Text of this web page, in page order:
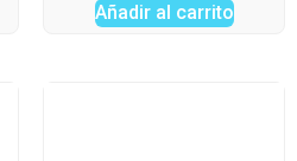
Añadir al carrito